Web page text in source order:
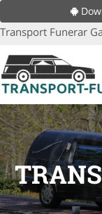
Transport Funerar